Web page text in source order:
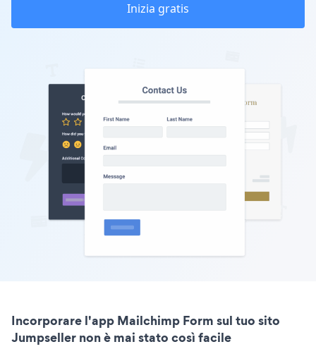
Inizia gratis
Incorporare l'app Mailchimp Form sul tuo sito
Jumpseller non è mai stato così facile